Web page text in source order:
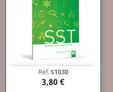
Réf.S1030
3,80 €